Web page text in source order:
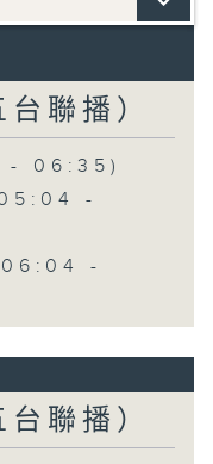
聯播）
- 06:35)
-
06:04 -
聯播）